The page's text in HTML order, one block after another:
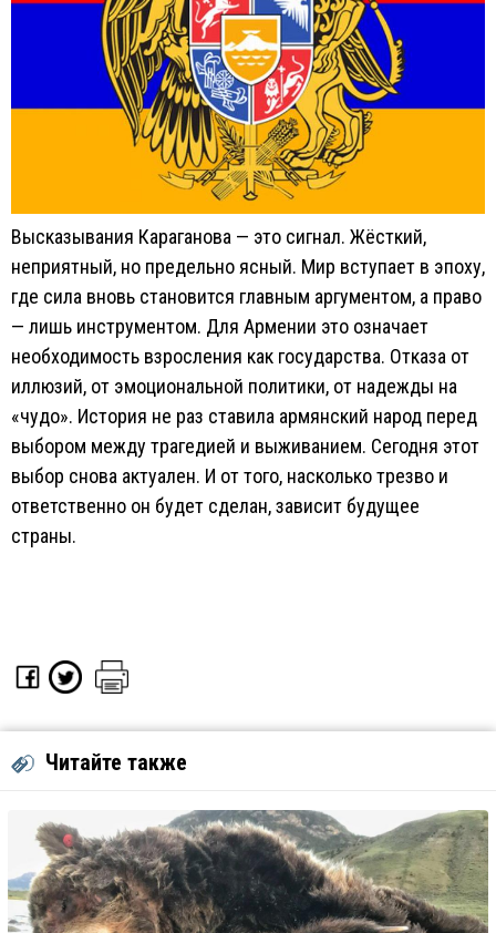
Высказывания Караганова — это сигнал. Жёсткий,
неприятный, но предельно ясный. Мир вступает в эпоху,
где сила вновь становится главным аргументом, а право
— лишь инструментом. Для Армении это означает
необходимость взросления как государства. Отказа от
иллюзий, от эмоциональной политики, от надежды на
«чудо». История не раз ставила армянский народ перед
выбором между трагедией и выживанием. Сегодня этот
выбор снова актуален. И от того, насколько трезво и
ответственно он будет сделан, зависит будущее
страны.
Читайте также